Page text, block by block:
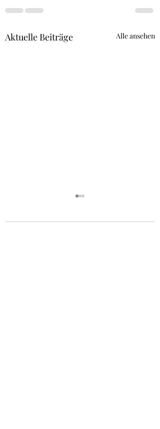
Aktuelle Beiträge Alle ansehen